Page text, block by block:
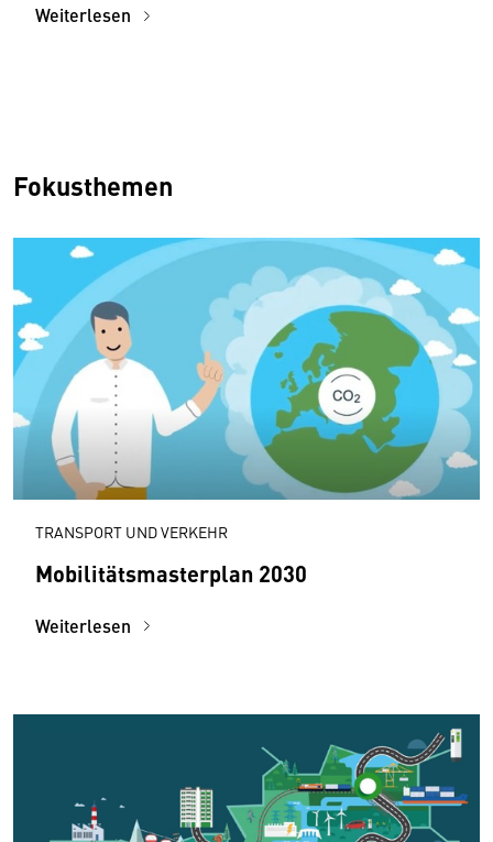
Weiterlesen
Fokusthemen
TRANSPORT UND VERKEHR
Mobilitätsmasterplan 2030
Weiterlesen